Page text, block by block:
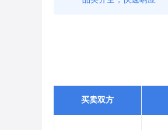
买卖双方